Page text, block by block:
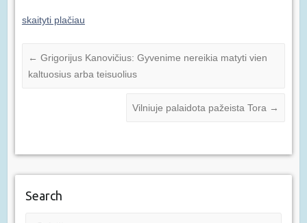
skaityti plačiau
← Grigorijus Kanovičius: Gyvenime nereikia matyti vien
kaltuosius arba teisuolius
Vilniuje palaidota pažeista Tora →
Search